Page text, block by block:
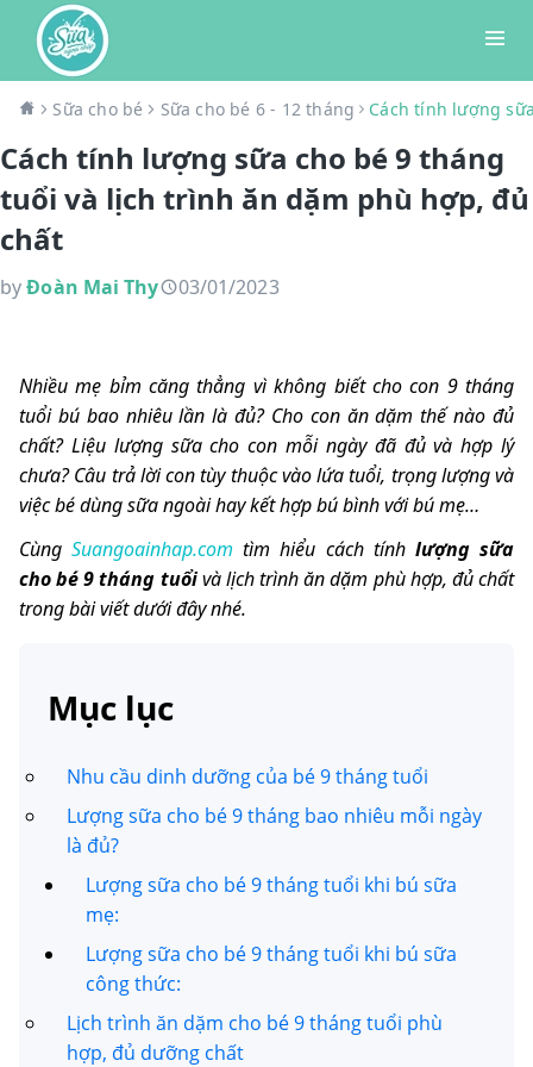
Sữa cho bé Sữa cho bé 6 - 12 tháng Cách tính lượng
Cách tính lượng sữa cho bé 9 tháng
tuổi và lịch trình ăn dặm phù hợp, đủ
chất
byĐoàn Mai Thy 03/01/2023
Nhiều mẹ bỉm căng thẳng vì không biết cho con 9 tháng
tuổi bú bao nhiêu lần là đủ? Cho con ăn dặm thế nào đủ
chất? Liệu lượng sữa cho con mỗi ngày đã đủ và hợp lý
chưa? Câu trả lời con tùy thuộc vào lứa tuổi, trọng lượng và
việc bé dùng sữa ngoài hay kết hợp bú bình với bú mẹ…
Cùng Suangoainhap.com tìm hiểu cách tính lượng sữa
cho bé 9 tháng tuổivà lịch trình ăn dặm phù hợp, đủ chất
trong bài viết dưới đây nhé.
Mục lục
Nhu cầu dinh dưỡng của bé 9 tháng tuổi
Lượng sữa cho bé 9 tháng bao nhiêu mỗi ngày
là đủ?
Lượng sữa cho bé 9 tháng tuổi khi bú sữa
mẹ:
Lượng sữa cho bé 9 tháng tuổi khi bú sữa
công thức:
Lịch trình ăn dặm cho bé 9 tháng tuổi phù
hợp, đủ dưỡng chất